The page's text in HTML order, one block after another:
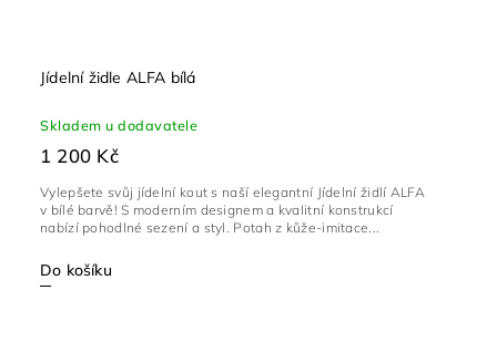
Jídelní židle ALFA bílá
Skladem u dodavatele
1 200 Kč
Do košíku
Vylepšete svůj jídelní kout s naší elegantní Jídelní židlí ALFA
v bílé barvě! S moderním designem a kvalitní konstrukcí
nabízí pohodlné sezení a styl. Potah z kůže-imitace...